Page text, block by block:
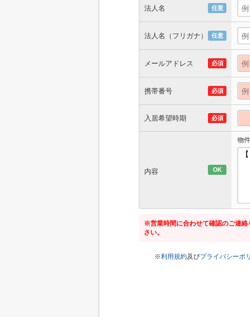
法人名 任意
法人名（フリガナ） 任意
メールアドレス 必須
携帯番号 必須
入居希望時期 必須
内容 OK
物
※営業時間に合わせて確認のご連
さい。
※利用規約及びプライバシーポ